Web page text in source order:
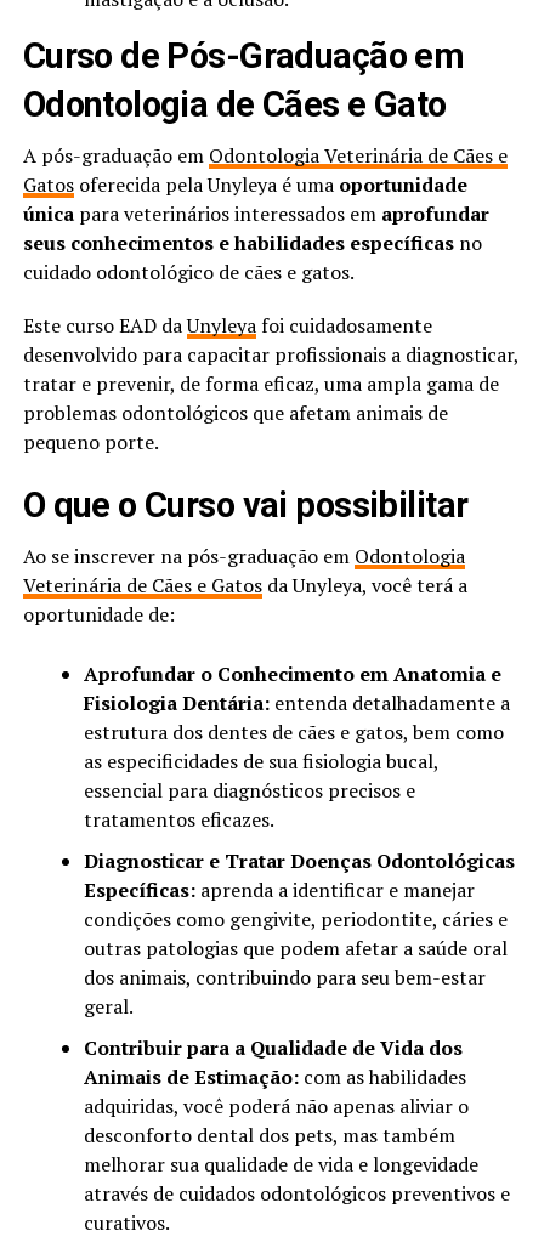
Curso de Pós-Graduação em
Odontologia de Cães e Gato
A pós-graduação em Odontologia Veterinária de Cães e
Gatosoferecida pela Unyleya é uma oportunidade
únicapara veterinários interessados em aprofundar
seus conhecimentos e habilidades específicasno
cuidado odontológico de cães e gatos.
Este curso EAD daUnyleyafoi cuidadosamente
desenvolvido para capacitar profissionais a diagnosticar,
tratar e prevenir, de forma eficaz, uma ampla gama de
problemas odontológicos que afetam animais de
pequeno porte.
O que o Curso vai possibilitar
Ao se inscrever na pós-graduação em Odontologia
Veterinária de Cães e Gatosda Unyleya, você terá a
oportunidade de:
Aprofundar o Conhecimento em Anatomia e
Fisiologia Dentária:entenda detalhadamente a
estrutura dos dentes de cães e gatos, bem como
as especificidades de sua fisiologia bucal,
essencial para diagnósticos precisos e
tratamentos eficazes.
Diagnosticar e Tratar Doenças Odontológicas
Específicas:aprenda a identificar e manejar
condições como gengivite, periodontite, cáries e
outras patologias que podem afetar a saúde oral
dos animais, contribuindo para seu bem-estar
geral.
Contribuir para a Qualidade de Vida dos
Animais de Estimação:com as habilidades
adquiridas, você poderá não apenas aliviar o
desconforto dental dos pets, mas também
melhorar sua qualidade de vida e longevidade
através de cuidados odontológicos preventivos e
curativos.